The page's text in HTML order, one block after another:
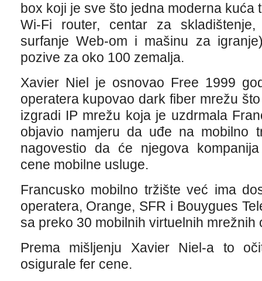
box koji je sve što jedna moderna kuća
Wi-Fi router, centar za
surfanje Web-om i mašinu za
pozive za oko 100 zemalja.
Xavier Niel je osnovao Free 1999
operatera kupovao dark fiber mrežu
izgradi IP mrežu koja je uzdrmala
objavio namjeru da uđe na mobilno
nagovestio da će njegova
cene mobilne usluge.
Francusko mobilno tržište već ima
operatera, Orange, SFR i Bouygues
sa preko 30 mobilnih virtuelnih mrežnih
Prema mišljenju Xavier Niel-a to
osigurale fer cene.